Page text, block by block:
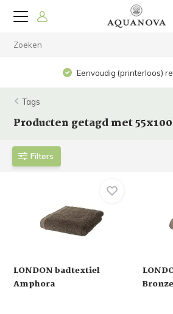
Eenvoudig (printerloos)
Tags
Producten getagd met
Filters
LONDON badtextiel
Amphora
Bronze